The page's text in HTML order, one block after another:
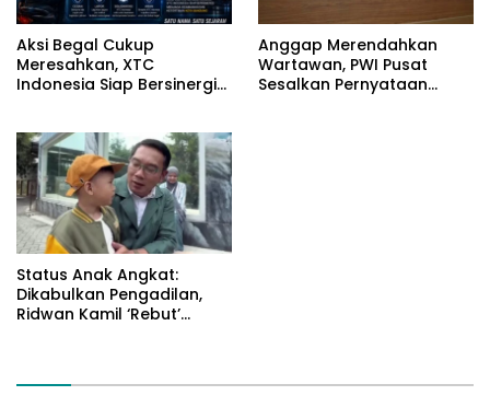
Aksi Begal Cukup
Meresahkan, XTC
Indonesia Siap Bersinergi
Anggap Merendahkan
Wartawan, PWI Pusat
Sesalkan Pernyataan
Status Anak Angkat:
Dikabulkan Pengadilan,
Ridwan Kamil ‘Rebut’